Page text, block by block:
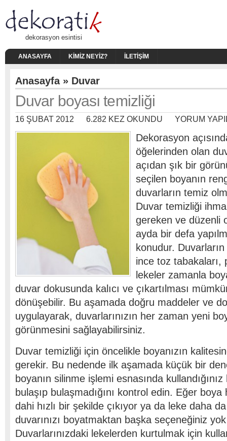
dekorasyon esintisi
ANASAYFA KIMIZ NEYIZ? İLETIŞIM
Anasayfa» Duvar
Duvar boyası temizliği
16 ŞUBAT 2012 6.282 KEZ OKUNDU YORUM
Dekorasyon
öğelerinden olan
açıdan şık bir
seçilen boyanın
duvarların temiz
Duvar temizliği
gereken ve düzenli
ayda bir defa
konudur.
ince toz tabakaları,
lekeler zamanla
duvar dokusunda kalıcı ve çıkartılması
dönüşebilir. Bu aşamada doğru maddeler ve
uygulayarak, duvarlarınızın her zaman yeni
görünmesini sağlayabilirsiniz.
Duvar temizliği için öncelikle boyanızın
gerekir. Bu nedende ilk aşamada küçük bir
boyanın silinme işlemi esnasında
bulaşıp bulaşmadığını kontrol edin. Eğer
dahi hızlı bir şekilde çıkıyor ya da leke daha
duvarınızı boyatmaktan başka seçeneğiniz
Duvarlarınızdaki lekelerden kurtulmak için